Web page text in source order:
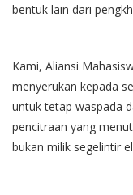
bentuk lain dari
Kami, Aliansi
menyerukan kepada
untuk tetap waspada
pencitraan yang
bukan milik segelintir